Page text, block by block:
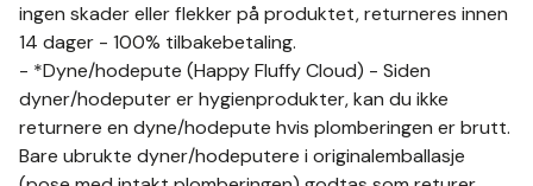
ingen skader eller flekker på produktet, returneres innen
14 dager - 100% tilbakebetaling.
- *Dyne/hodepute (Happy Fluffy Cloud) - Siden
dyner/hodeputer er hygienprodukter, kan du ikke
returnere en dyne/hodepute hvis plomberingen er brutt.
Bare ubrukte dyner/hodeputere i originalemballasje